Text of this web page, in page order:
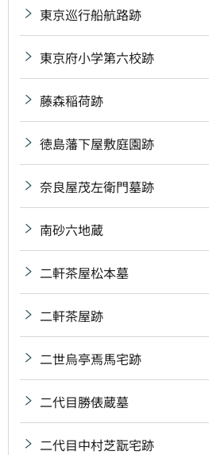
東京巡行船航路跡
東京府小学第六校跡
藤森稲荷跡
徳島藩下屋敷庭園跡
奈良屋茂左衛門墓跡
南砂六地蔵
二軒茶屋松本墓
二軒茶屋跡
二世烏亭焉馬宅跡
二代目勝俵蔵墓
二代目中村芝翫宅跡